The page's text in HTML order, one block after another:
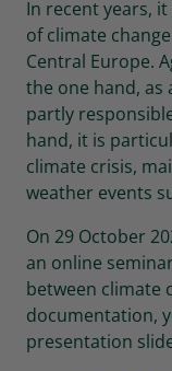
In recent years,
of climate
Central Europe.
the one hand, as
partly
hand, it is
climate crisis,
weather events
On 29 October
an online
between climate
documentation,
presentation